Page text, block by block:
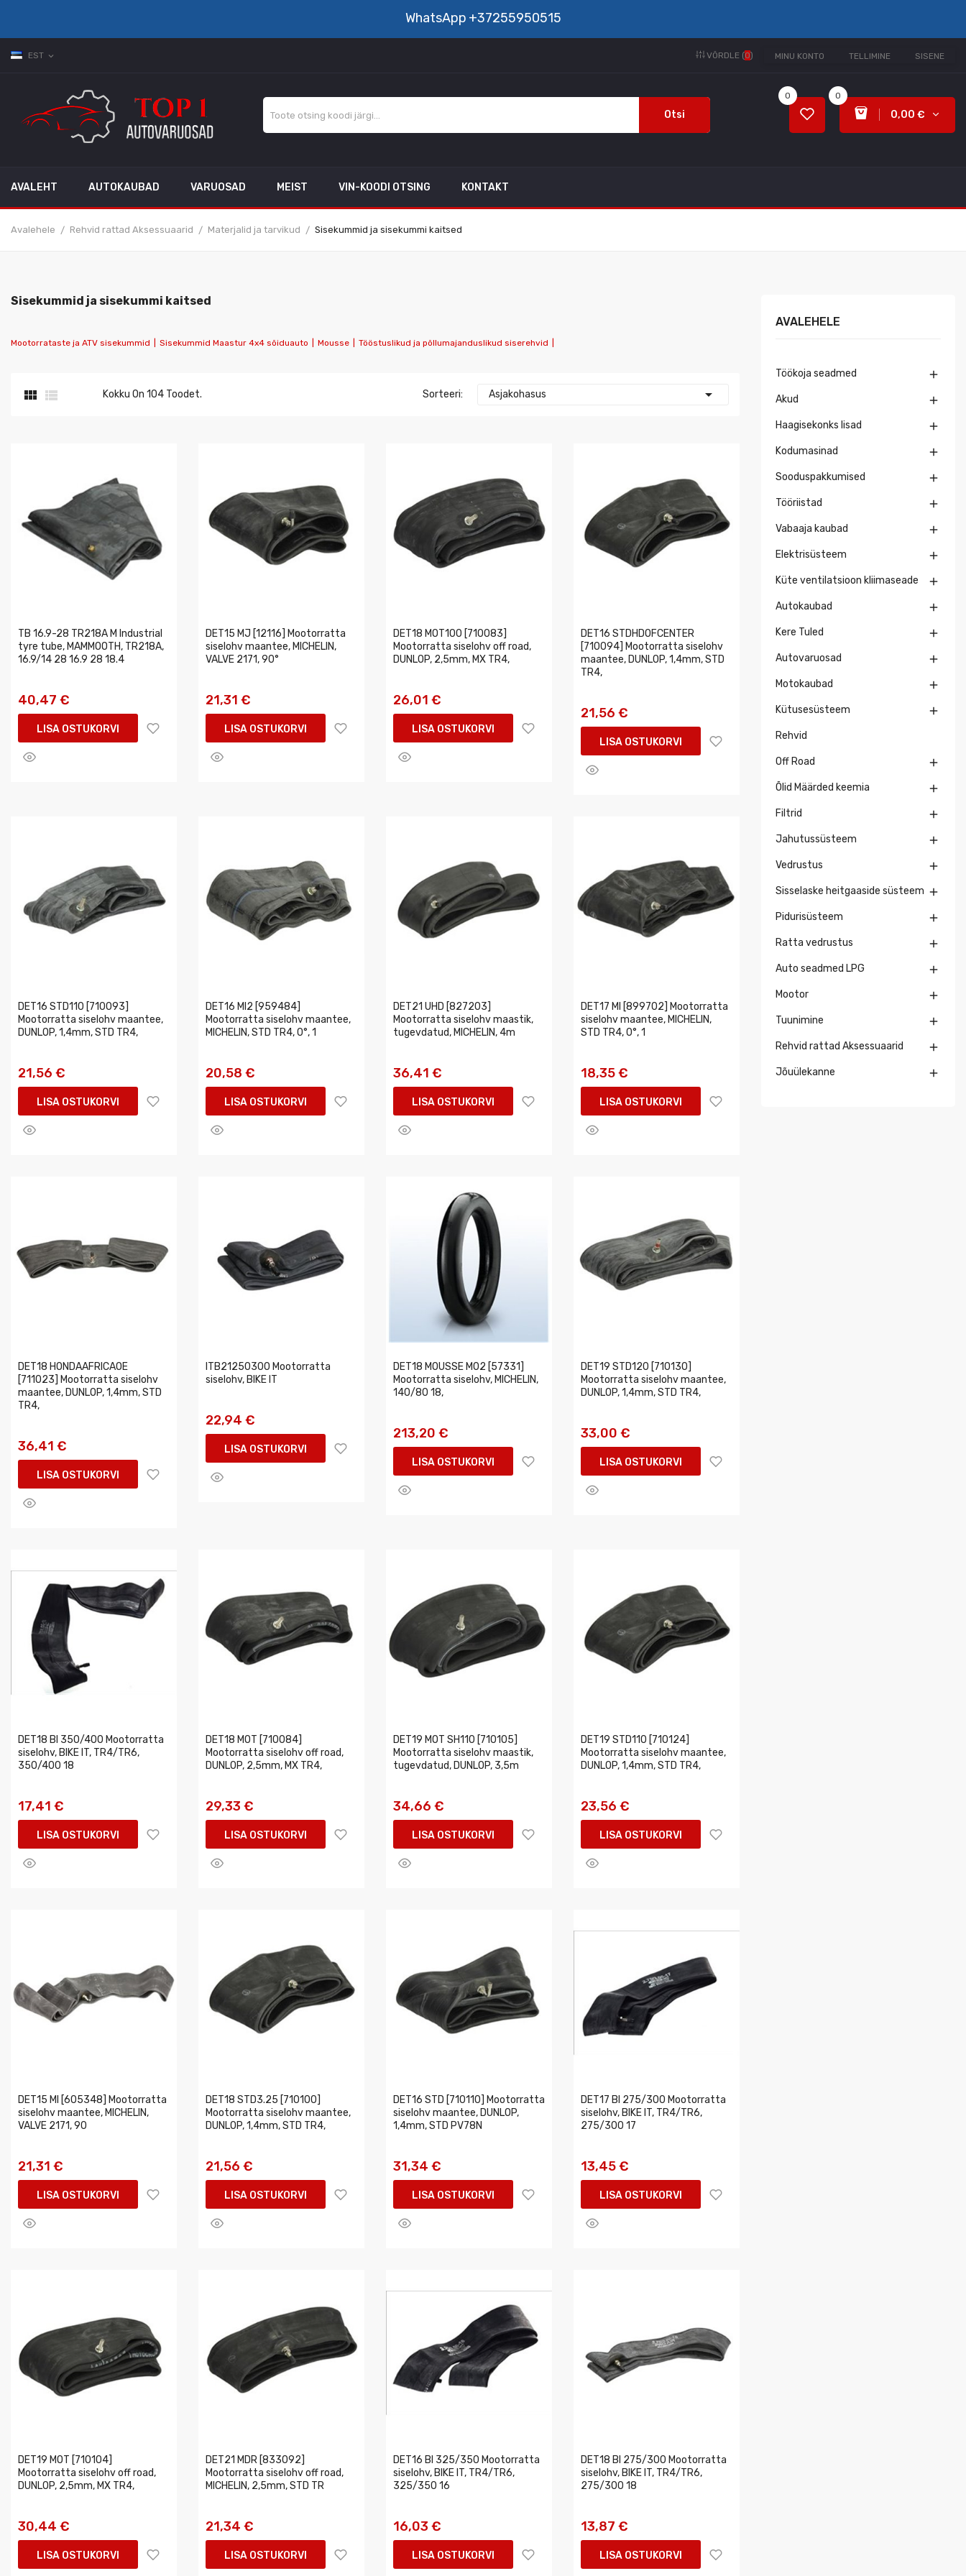
WhatsApp +37255950515
EST expand_more MINU KONTO TELLIMINE SISENE
VÕRDLE (0)
Otsi
0
0,00 €
0
AVALEHT AUTOKAUBAD VARUOSAD MEIST VIN-KOODI OTSING KONTAKT
Avalehele Rehvid rattad Aksessuaarid Materjalid ja tarvikud Sisekummid ja sisekummi kaitsed
Sisekummid ja sisekummi kaitsed
Mootorrataste ja ATV sisekummid Sisekummid Maastur 4x4 sõiduauto Mousse Tööstuslikud ja põllumajanduslikud siserehvid
  Kokku On 104 Toodet. Sorteeri: Asjakohasus 
TB 16.9-28 TR218A M Industrial
tyre tube, MAMMOOTH, TR218A,
16.9/14 28 16.9 28 18.4
40,47 €
LISA OSTUKORVI
DET15 MJ [12116] Mootorratta
siselohv maantee, MICHELIN,
VALVE 2171, 90°
21,31 €
LISA OSTUKORVI
DET18 MOT100 [710083]
Mootorratta siselohv off road,
DUNLOP, 2,5mm, MX TR4,
26,01 €
LISA OSTUKORVI
DET16 STDHDOFCENTER
[710094] Mootorratta siselohv
maantee, DUNLOP, 1,4mm, STD
TR4,
21,56 €
LISA OSTUKORVI
DET16 STD110 [710093]
Mootorratta siselohv maantee,
DUNLOP, 1,4mm, STD TR4,
21,56 €
LISA OSTUKORVI
DET16 MI2 [959484]
Mootorratta siselohv maantee,
MICHELIN, STD TR4, 0°, 1
20,58 €
LISA OSTUKORVI
DET21 UHD [827203]
Mootorratta siselohv maastik,
tugevdatud, MICHELIN, 4m
36,41 €
LISA OSTUKORVI
DET17 MI [899702] Mootorratta
siselohv maantee, MICHELIN,
STD TR4, 0°, 1
18,35 €
LISA OSTUKORVI
DET18 HONDAAFRICAOE
[711023] Mootorratta siselohv
maantee, DUNLOP, 1,4mm, STD
TR4,
36,41 €
LISA OSTUKORVI
ITB21250300 Mootorratta
siselohv, BIKE IT
22,94 €
LISA OSTUKORVI
DET18 MOUSSE M02 [57331]
Mootorratta siselohv, MICHELIN,
140/80 18,
213,20 €
LISA OSTUKORVI
DET19 STD120 [710130]
Mootorratta siselohv maantee,
DUNLOP, 1,4mm, STD TR4,
33,00 €
LISA OSTUKORVI
DET18 BI 350/400 Mootorratta
siselohv, BIKE IT, TR4/TR6,
350/400 18
17,41 €
LISA OSTUKORVI
DET18 MOT [710084]
Mootorratta siselohv off road,
DUNLOP, 2,5mm, MX TR4,
29,33 €
LISA OSTUKORVI
DET19 MOT SH110 [710105]
Mootorratta siselohv maastik,
tugevdatud, DUNLOP, 3,5m
34,66 €
LISA OSTUKORVI
DET19 STD110 [710124]
Mootorratta siselohv maantee,
DUNLOP, 1,4mm, STD TR4,
23,56 €
LISA OSTUKORVI
DET15 MI [605348] Mootorratta
siselohv maantee, MICHELIN,
VALVE 2171, 90
21,31 €
LISA OSTUKORVI
DET18 STD3.25 [710100]
Mootorratta siselohv maantee,
DUNLOP, 1,4mm, STD TR4,
21,56 €
LISA OSTUKORVI
DET16 STD [710110] Mootorratta
siselohv maantee, DUNLOP,
1,4mm, STD PV78N
31,34 €
LISA OSTUKORVI
DET17 BI 275/300 Mootorratta
siselohv, BIKE IT, TR4/TR6,
275/300 17
13,45 €
LISA OSTUKORVI
DET19 MOT [710104]
Mootorratta siselohv off road,
DUNLOP, 2,5mm, MX TR4,
30,44 €
LISA OSTUKORVI
DET21 MDR [833092]
Mootorratta siselohv off road,
MICHELIN, 2,5mm, STD TR
21,34 €
LISA OSTUKORVI
DET16 BI 325/350 Mootorratta
siselohv, BIKE IT, TR4/TR6,
325/350 16
16,03 €
LISA OSTUKORVI
DET18 BI 275/300 Mootorratta
siselohv, BIKE IT, TR4/TR6,
275/300 18
13,87 €
LISA OSTUKORVI
AVALEHELE
Töökoja seadmed 
Akud 
Haagisekonks lisad 
Kodumasinad 
Sooduspakkumised 
Tööriistad 
Vabaaja kaubad 
Elektrisüsteem 
Küte ventilatsioon kliimaseade 
Autokaubad 
Kere Tuled 
Autovaruosad 
Motokaubad 
Kütusesüsteem 
Rehvid
Off Road 
Õlid Määrded keemia 
Filtrid 
Jahutussüsteem 
Vedrustus 
Sisselaske heitgaaside süsteem 
Pidurisüsteem 
Ratta vedrustus 
Auto seadmed LPG 
Mootor 
Tuunimine 
Rehvid rattad Aksessuaarid 
Jõuülekanne 